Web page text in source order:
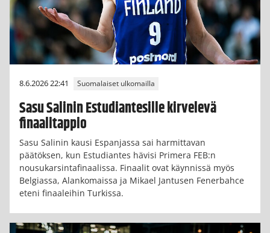
8.6.2026 22:41 Suomalaiset ulkomailla
Sasu Salinin Estudiantesille kirvelevä
finaalitappio
Sasu Salinin kausi Espanjassa sai harmittavan
päätöksen, kun Estudiantes hävisi Primera FEB:n
nousukarsintafinaalissa. Finaalit ovat käynnissä myös
Belgiassa, Alankomaissa ja Mikael Jantusen Fenerbahce
eteni finaaleihin Turkissa.